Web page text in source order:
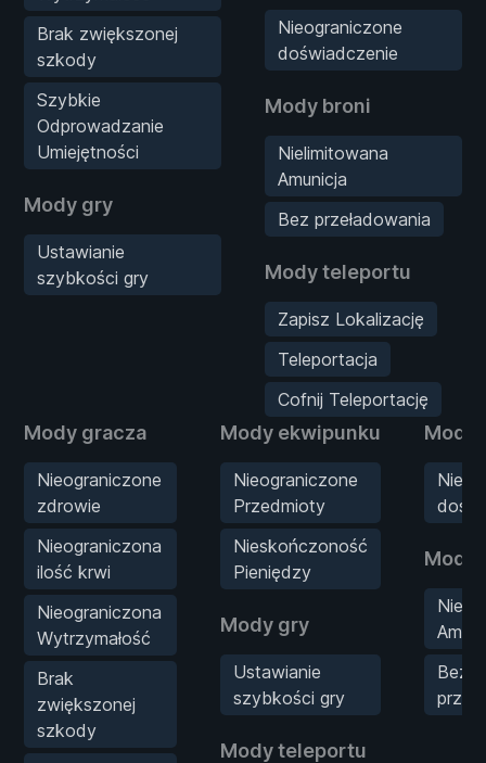
Brak zwiększonej
szkody
Szybkie
Odprowadzanie
Umiejętności
Mody gry
Ustawianie
szybkości gry
Nieograniczone
doświadczenie
Mody broni
Nielimitowana
Amunicja
Bez przeładowania
Mody teleportu
Zapisz Lokalizację
Teleportacja
Cofnij Teleportację
Mody gracza
Nieograniczone
zdrowie
Nieograniczona
ilość krwi
Nieograniczona
Wytrzymałość
Brak
zwiększonej
szkody
Mody ekwipunku
Nieograniczone
Przedmioty
Nieskończoność
Pieniędzy
Mody gry
Ustawianie
szybkości gry
Mody teleportu
Mody
Mody
Bez